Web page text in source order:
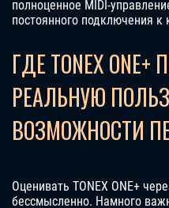
полноценное MIDI-
постоянного подключения к
ГДЕ TONEX
РЕАЛЬНУЮ
ВОЗМОЖНОСТИ
Оценивать TONEX ONE+
бессмысленно. Намного